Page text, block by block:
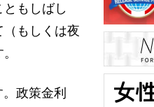
もしばし
もしくは夜
政策金利